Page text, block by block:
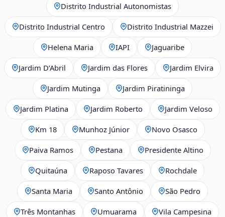
Distrito Industrial Autonomistas
Distrito Industrial Centro Distrito Industrial Mazzei
Helena Maria IAPI Jaguaribe
Jardim D’Abril Jardim das Flores Jardim Elvira
Jardim Mutinga Jardim Piratininga
Jardim Platina Jardim Roberto Jardim Veloso
Km 18 Munhoz Júnior Novo Osasco
Paiva Ramos Pestana Presidente Altino
Quitaúna Raposo Tavares Rochdale
Santa Maria Santo Antônio São Pedro
Três Montanhas Umuarama Vila Campesina